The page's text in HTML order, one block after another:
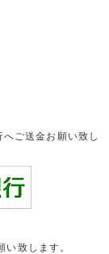
ご送金お願い致し
致します。